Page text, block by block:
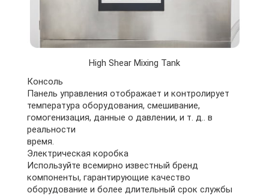
High Shear Mixing Tank
Консоль
Панель управления отображает и контролирует
температура оборудования, смешивание,
гомогенизация, данные о давлении, и т. д.. в
реальности
время.
Электрическая коробка
Используйте всемирно известный бренд
компоненты, гарантирующие качество
оборудование и более длительный срок службы